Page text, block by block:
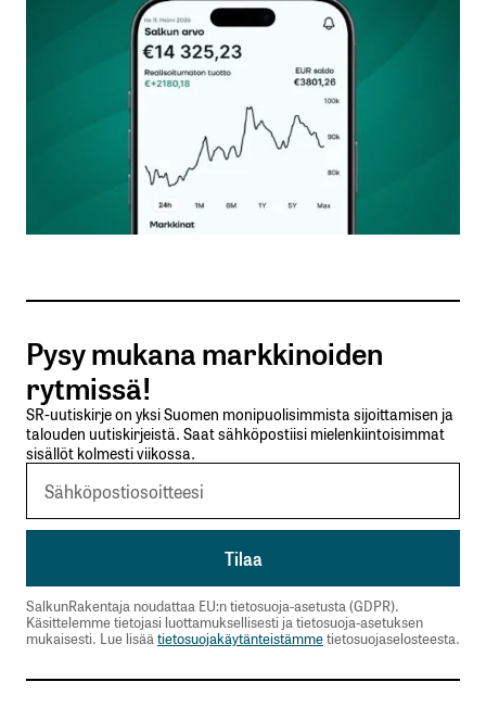
Kommentti*
Nimesi tai nimimerkkisi
Sähköpostiosoitteesi
Tilaa SalkunRakentajan uutiskirje
Lähetä kommentti
Pysy mukana markkinoiden
rytmissä!
SR-uutiskirje on yksi Suomen monipuolisimmista sijoittamisen ja
talouden uutiskirjeistä. Saat sähköpostiisi mielenkiintoisimmat
sisällöt kolmesti viikossa.
SalkunRakentaja noudattaa EU:n tietosuoja-asetusta (GDPR).
Käsittelemme tietojasi luottamuksellisesti ja tietosuoja-asetuksen
mukaisesti. Lue lisää tietosuojakäytänteistämmetietosuojaselosteesta.